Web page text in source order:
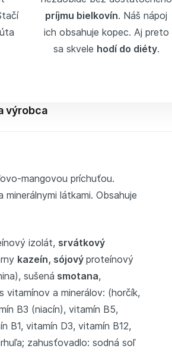
príjmu bielkovín. Náš nápoj
ich obsahuje kopec. Aj preto
sa skvele hodí do diéty.
výrobca
mangovou príchuťou.
látkami. Obsahuje
izolát, srvátkový
kazeín, sójovýproteínový
sušená smotana,
vitamínov a minerálov: (horčík,
B3 (niacín), vitamín B5,
B1, vitamín D3, vitamín B12,
zahusťovadlo: sodná soľ